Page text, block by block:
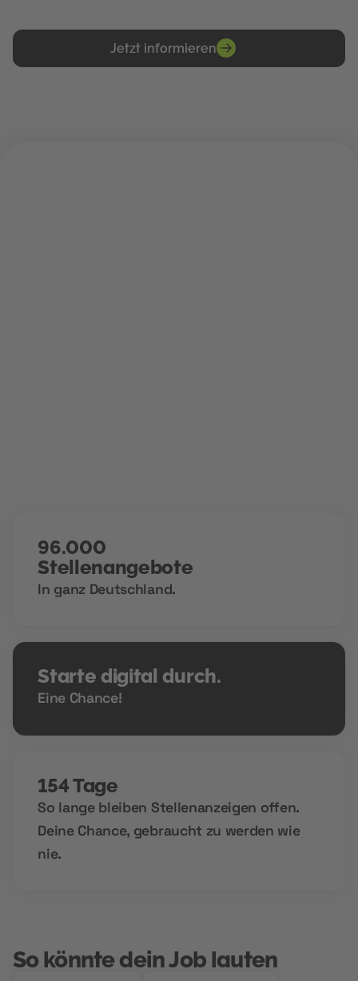
Jetzt informieren
96.000
Stellenangebote
In ganz Deutschland.
Starte digital durch.
Eine Chance!
154 Tage
So lange bleiben Stellenanzeigen offen.
Deine Chance, gebraucht zu werden wie
nie.
So könnte dein Job lauten